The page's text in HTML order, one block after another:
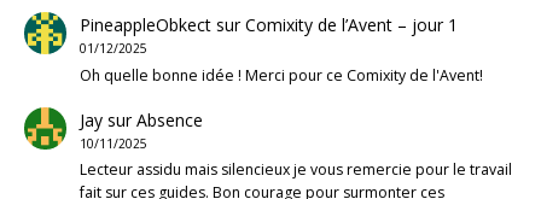
PineappleObkectsurComixity de l’Avent – jour 1
01/12/2025
Oh quelle bonne idée ! Merci pour ce Comixity de l'Avent!
JaysurAbsence
10/11/2025
Lecteur assidu mais silencieux je vous remercie pour le travail
fait sur ces guides. Bon courage pour surmonter ces